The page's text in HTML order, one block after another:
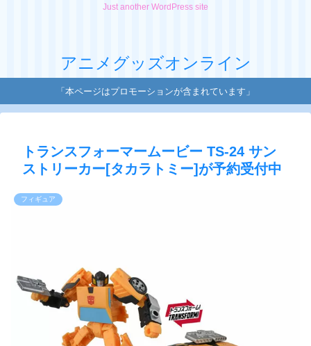
Just another WordPress site
アニメグッズオンライン
「本ページはプロモーションが含まれています」
トランスフォーマームービー TS-24 サン
ストリーカー[タカラトミー]が予約受付中
フィギュア